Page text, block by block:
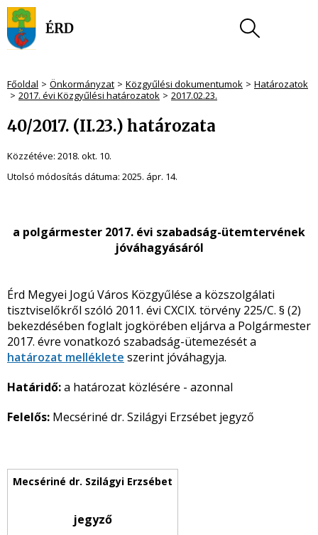
Főoldal Önkormányzat Közgyűlési dokumentumok
Határozatok
2017. évi Közgyűlési határozatok
2017.02.23.
40/2017. (II.23.) határozata
Közzétéve: 2018. okt. 10.
Utolsó módosítás dátuma: 2025. ápr. 14.
a polgármester 2017. évi szabadság-ütemtervének
jóváhagyásáról
Érd Megyei Jogú Város Közgyűlése a közszolgálati
tisztviselőkről szóló 2011. évi CXCIX. törvény 225/C. § (2)
bekezdésében foglalt jogkörében eljárva a Polgármester
2017. évre vonatkozó szabadság-ütemezését a
határozat melléklete szerint jóváhagyja.
Határidő:a határozat közlésére - azonnal
Felelős: Mecsériné dr. Szilágyi Erzsébet jegyző
jegyző